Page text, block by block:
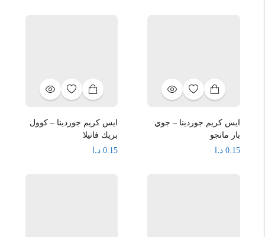
ايس كريم جوردينا – جوي
بار مانجو
0.15 د.ا
ايس كريم جوردينا – كوول
بريك فانيلا
0.15 د.ا